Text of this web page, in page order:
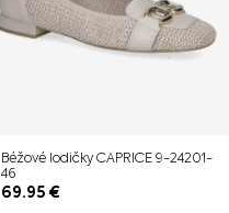
Béžové lodičky CAPRICE 9-24201-
46
69.95€